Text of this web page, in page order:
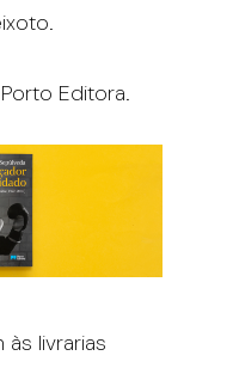
Editora.
livrarias